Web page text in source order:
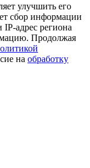
улучшить его
сбор информации
IP-адрес региона
Продолжая
на обработку